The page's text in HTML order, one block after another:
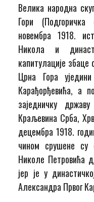
Велика народна
Гори
новембра 1918.
Никола и
капитулације збаце
Црна Гора
Карађорђевића, а
заједничку
Краљевина Срба,
децембра 1918.
чином срушене су
Николе Петровића
јер је у
Александра Првог